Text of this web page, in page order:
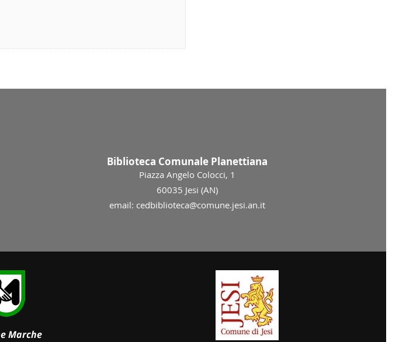
Biblioteca Comunale Planettiana
Piazza Angelo Colocci, 1
60035 Jesi (AN)
email: cedbiblioteca@comune.jesi.an.it